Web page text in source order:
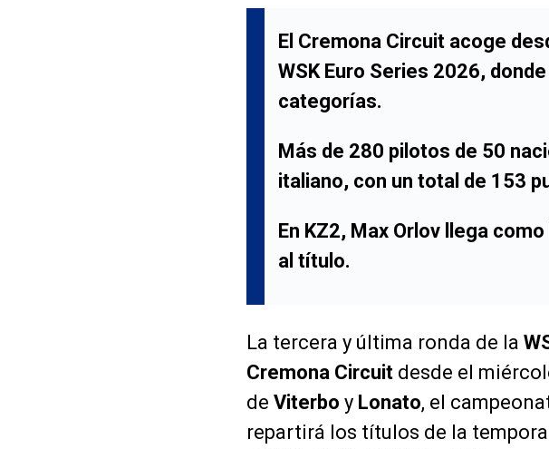
El Cremona Circuit acoge
WSK Euro Series 2026,
categorías.
Más de 280 pilotos de 50
italiano, con un total de 153
En KZ2, Max Orlov llega
al título.
La tercera y última ronda de la
Cremona Circuit desde el
de Viterbo y Lonato, el
repartirá los títulos de la